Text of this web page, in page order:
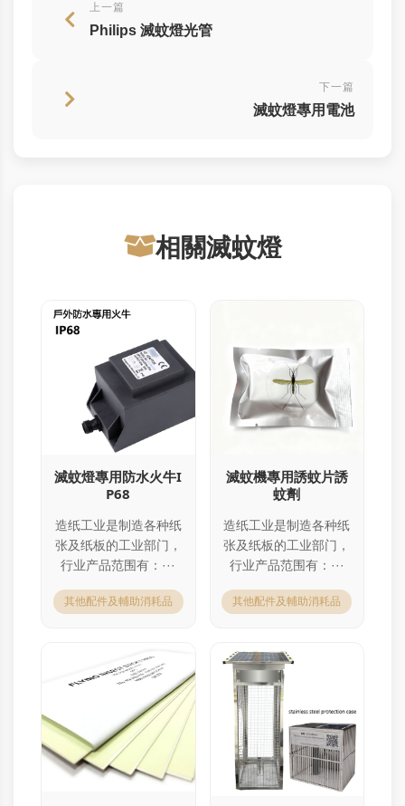
上一篇
Philips 滅蚊燈光管
下一篇
滅蚊燈專用電池
相關滅蚊燈
滅蚊燈專用防水火牛I
P68
造纸工业是制造各种纸
张及纸板的工业部门，
行业产品范围有：···
其他配件及輔助消耗品
滅蚊機專用誘蚊片誘
蚊劑
造纸工业是制造各种纸
张及纸板的工业部门，
行业产品范围有：···
其他配件及輔助消耗品